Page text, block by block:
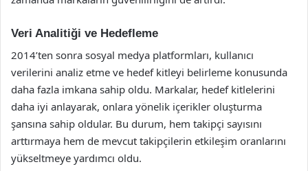
Veri Analitiği ve Hedefleme
2014’ten sonra sosyal medya platformları, kullanıcı
verilerini analiz etme ve hedef kitleyi belirleme konusunda
daha fazla imkana sahip oldu. Markalar, hedef kitlelerini
daha iyi anlayarak, onlara yönelik içerikler oluşturma
şansına sahip oldular. Bu durum, hem takipçi sayısını
arttırmaya hem de mevcut takipçilerin etkileşim oranlarını
yükseltmeye yardımcı oldu.